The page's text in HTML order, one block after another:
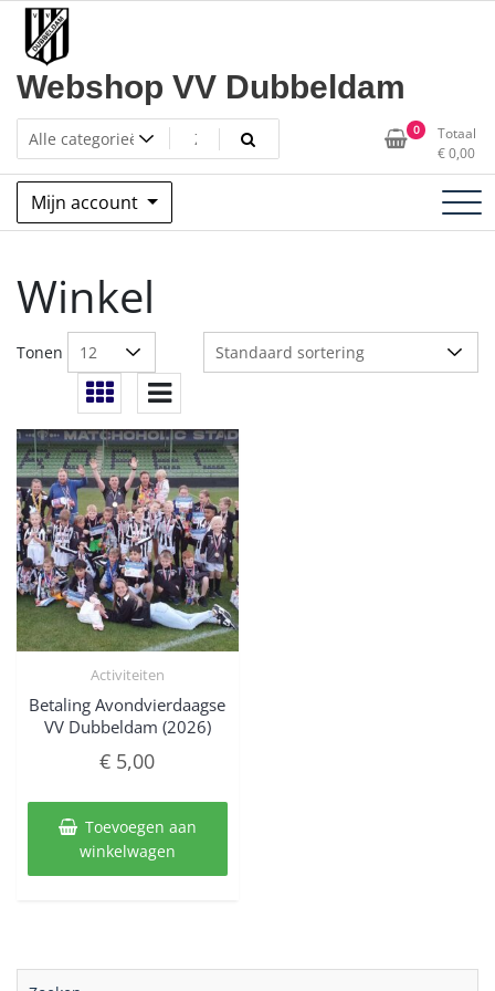
inhoud
Webshop VV Dubbeldam
0
Totaal
€0,00
Mijn account
Winkel
Tonen
Activiteiten
Betaling Avondvierdaagse
VV Dubbeldam (2026)
€ 5,00
Toevoegen aan
winkelwagen